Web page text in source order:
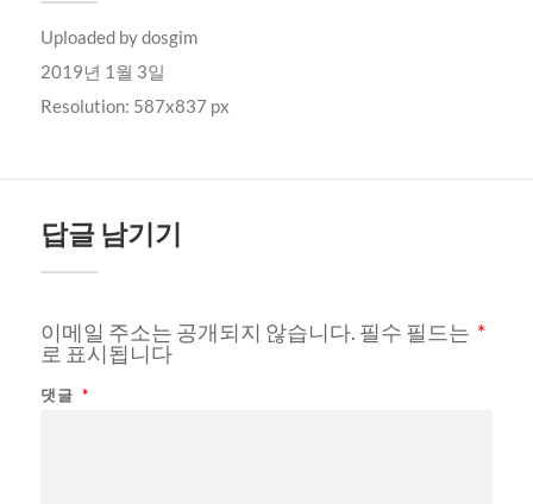
Uploaded bydosgim
2019년 1월 3일
Resolution: 587x837 px
답글 남기기
이메일 주소는 공개되지 않습니다. 필수 필드는 *
로 표시됩니다
댓글 *